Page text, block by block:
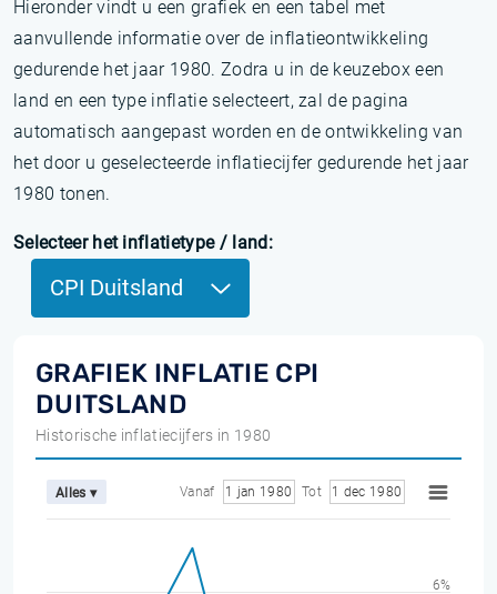
Hieronder vindt u een grafiek en een tabel met
aanvullende informatie over de inflatieontwikkeling
gedurende het jaar 1980. Zodra u in de keuzebox een
land en een type inflatie selecteert, zal de pagina
automatisch aangepast worden en de ontwikkeling van
het door u geselecteerde inflatiecijfer gedurende het jaar
1980 tonen.
Selecteer het inflatietype / land:
CPI Duitsland
GRAFIEK INFLATIE CPI
DUITSLAND
Historische inflatiecijfers in 1980
Alles ▾ Vanaf 1 jan 1980 Tot 1 dec 1980
6%